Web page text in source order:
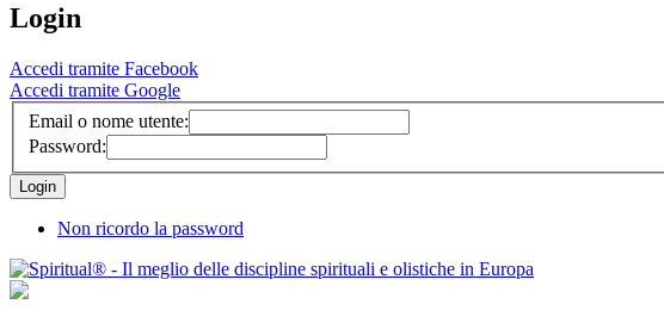
Login
Accedi tramite Facebook
Accedi tramite Google
Email o nome utente:
Password:
Non ricordo la password